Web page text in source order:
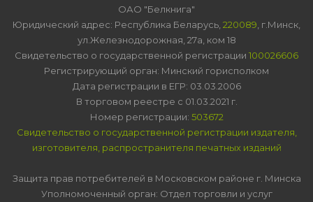
ОАО "Белкнига"
Юридический адрес: Республика Беларусь, 220089 , г.Минск,
ул.Железнодорожная, 27а, ком 18
Свидетельство о государственной регистрации 100026606
Регистрирующий орган: Минский горисполком
Дата регистрации в ЕГР: 03.03.2006
В торговом реестре с 01.03.2021 г.
Номер регистрации: 503672
Свидетельство о государственной регистрации издателя,
изготовителя, распространителя печатных изданий
Защита прав потребителей в Московском районе г. Минска
Уполномоченный орган: Отдел торговли и услуг